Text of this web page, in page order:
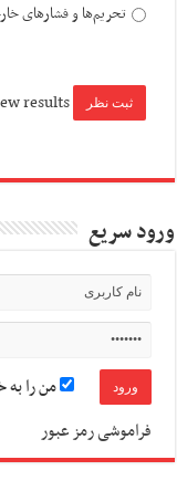
تحریم‌ها و فشارهای
results
ورود سریع
من را به
فراموشی رمز عبور